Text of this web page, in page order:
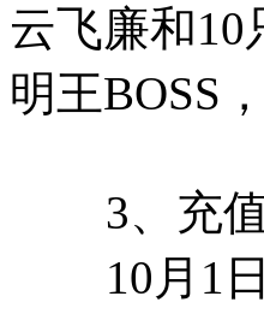
云飞廉和10
明王BOSS
3、充值
10月1日-